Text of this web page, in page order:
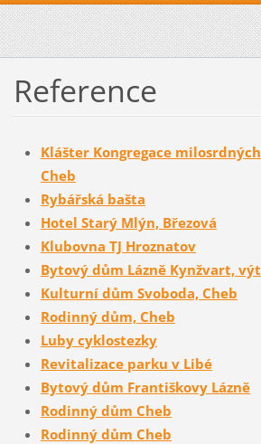
Reference
Klášter Kongregace
Cheb
Rybářská bašta
Hotel Starý Mlýn, Březová
Klubovna TJ Hroznatov
Bytový dům Lázně Kynžvart,
Kulturní dům Svoboda, Cheb
Rodinný dům, Cheb
Luby cyklostezky
Revitalizace parku v Libé
Bytový dům Františkovy Lázně
Rodinný dům Cheb
Rodinný dům Cheb